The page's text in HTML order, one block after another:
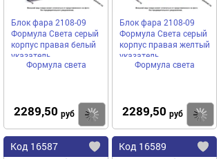
Блок фара 2108-09
Формула Света серый
корпус правая белый
указатель
Формула света
2289,50 руб Купить
Блок фара 2108-09
Формула Света серый
корпус правая желтый
указатель
Формула света
2289,50 руб
Код 16587
Добавить
Код 16589